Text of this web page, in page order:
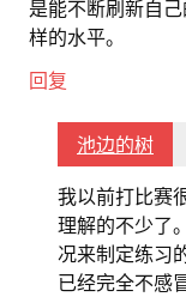
是能不断刷新自
样的水平。
回复
池边的树
我以前打比赛
理解的不少了
况来制定练习
已经完全不感